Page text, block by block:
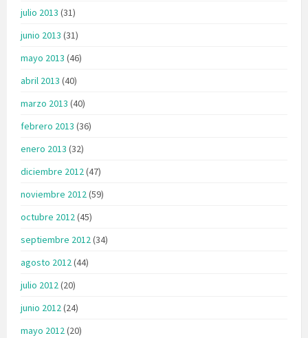
julio 2013 (31)
junio 2013 (31)
mayo 2013 (46)
abril 2013 (40)
marzo 2013 (40)
febrero 2013 (36)
enero 2013 (32)
diciembre 2012(47)
noviembre 2012(59)
octubre 2012(45)
septiembre 2012(34)
agosto 2012(44)
julio 2012(20)
junio 2012(24)
mayo 2012(20)